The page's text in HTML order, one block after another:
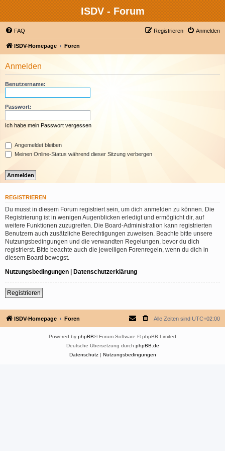
ISDV - Forum
FAQ Anmelden
Registrieren
ISDV-Homepage Foren
Anmelden
Benutzername:
Passwort:
Ich habe mein Passwort vergessen
Angemeldet bleiben
Meinen Online-Status während dieser Sitzung verbergen
REGISTRIEREN
Du musst in diesem Forum registriert sein, um dich anmelden zu können. Die
Registrierung ist in wenigen Augenblicken erledigt und ermöglicht dir, auf
weitere Funktionen zuzugreifen. Die Board-Administration kann registrierten
Benutzern auch zusätzliche Berechtigungen zuweisen. Beachte bitte unsere
Nutzungsbedingungen und die verwandten Regelungen, bevor du dich
registrierst. Bitte beachte auch die jeweiligen Forenregeln, wenn du dich in
diesem Board bewegst.
Nutzungsbedingungen | Datenschutzerklärung
Registrieren
ISDV-Homepage Foren Alle Zeiten sind UTC+02:00
Powered by phpBB® Forum Software © phpBB Limited
Deutsche Übersetzung durch phpBB.de
Datenschutz| Nutzungsbedingungen